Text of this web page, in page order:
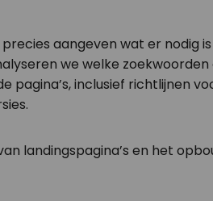
aangeven wat er
we welke
inclusief richtlijnen
landingspagina’s en het